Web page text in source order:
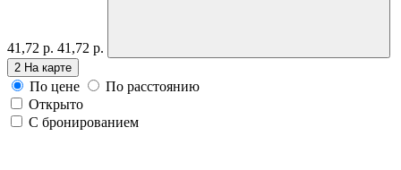
41,72 р. 41,72 р.
2 На карте
По цене
По расстоянию
Открыто
С бронированием